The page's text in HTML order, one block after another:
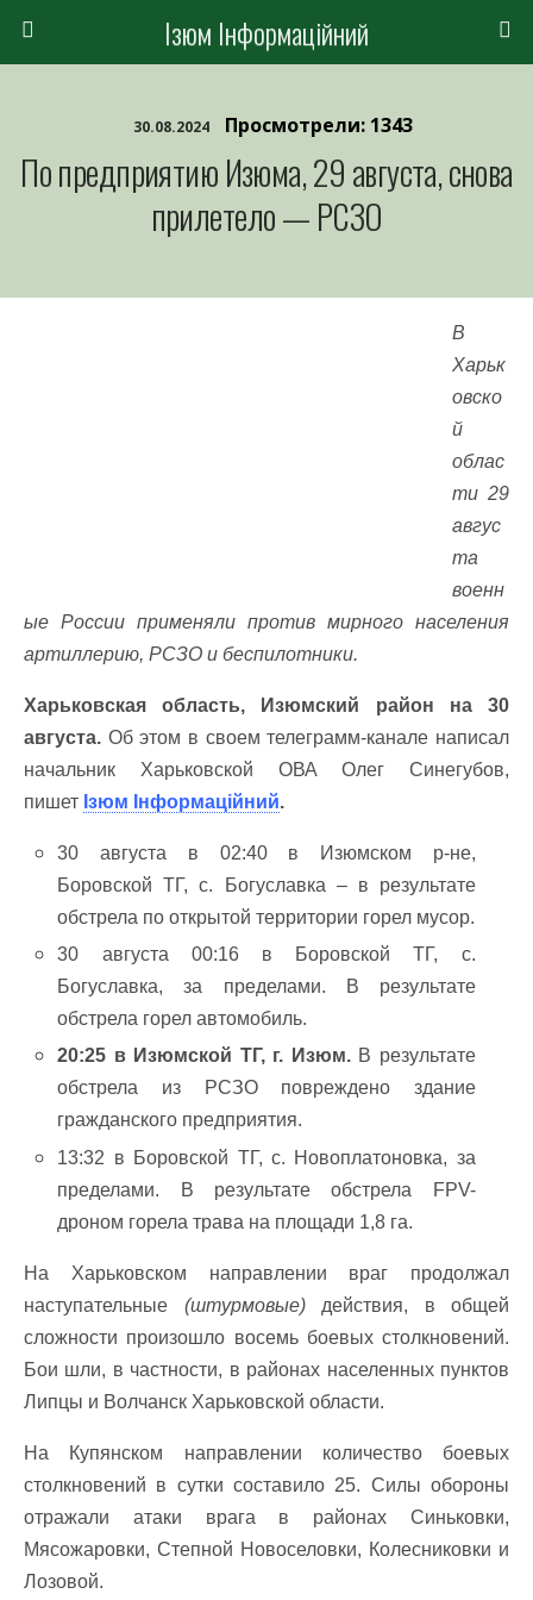
Ізюм Інформаційний
30.08.2024 Просмотрели: 1343
По предприятию Изюма, 29 августа, снова
прилетело — РСЗО
В
Харьк
овско
й
облас
ти 29
авгус
та
военн
ые России применяли против мирного населения
артиллерию, РСЗО и беспилотники.
Харьковская область, Изюмский район на 30
августа. Об этом в своем телеграмм-канале написал
начальник Харьковской ОВА Олег Синегубов,
пишет Ізюм Інформаційний.
30 августа в 02:40 в Изюмском р-не,
Боровской ТГ, с. Богуславка – в результате
обстрела по открытой территории горел мусор.
30 августа 00:16 в Боровской ТГ, с.
Богуславка, за пределами. В результате
обстрела горел автомобиль.
20:25 в Изюмской ТГ, г. Изюм.В результате
обстрела из РСЗО повреждено здание
гражданского предприятия.
13:32 в Боровской ТГ, с. Новоплатоновка, за
пределами. В результате обстрела FPV-
дроном горела трава на площади 1,8 га.
На Харьковском направлении враг продолжал
наступательные (штурмовые)действия, в общей
сложности произошло восемь боевых столкновений.
Бои шли, в частности, в районах населенных пунктов
Липцы и Волчанск Харьковской области.
На Купянском направлении количество боевых
столкновений в сутки составило 25. Силы обороны
отражали атаки врага в районах Синьковки,
Мясожаровки, Степной Новоселовки, Колесниковки и
Лозовой.